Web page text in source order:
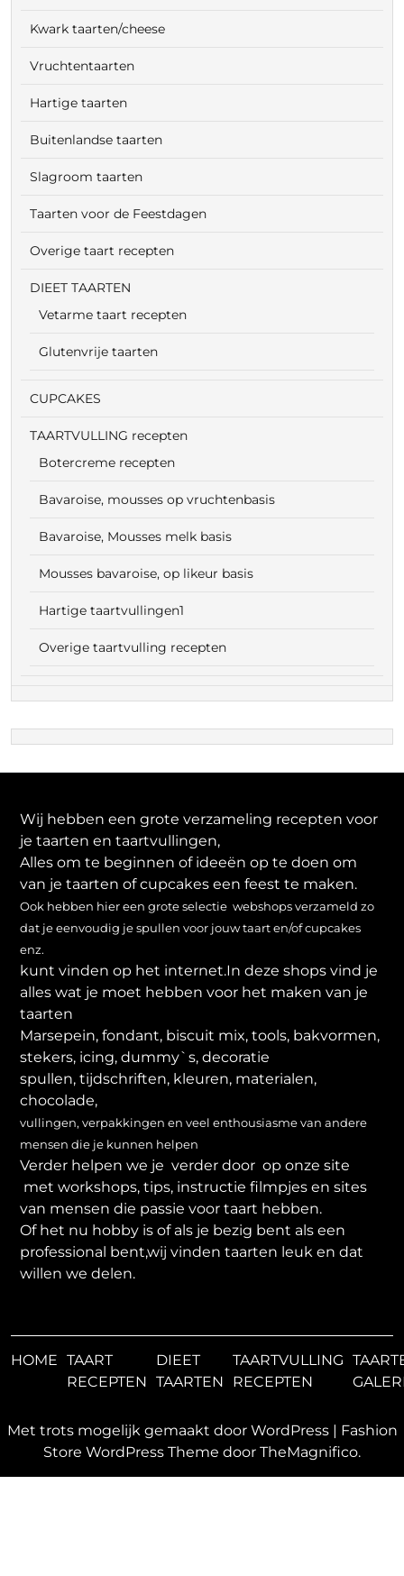
Kwark taarten/cheese
Vruchtentaarten
Hartige taarten
Buitenlandse taarten
Slagroom taarten
Taarten voor de Feestdagen
Overige taart recepten
DIEET TAARTEN
Vetarme taart recepten
Glutenvrije taarten
CUPCAKES
TAARTVULLING recepten
Botercreme recepten
Bavaroise, mousses op vruchtenbasis
Bavaroise, Mousses melk basis
Mousses bavaroise, op likeur basis
Hartige taartvullingen1
Overige taartvulling recepten
Wij hebben een grote verzameling recepten voor
je taarten en taartvullingen,
Alles om te beginnen of ideeën op te doen om
van je taarten of cupcakes een feest te maken.
Ook hebben hier een grote selectie webshops verzameld zo
dat je eenvoudig je spullen voor jouw taart en/of cupcakes
enz.
kunt vinden op het internet.In deze shops vind je
alles wat je moet hebben voor het maken van je
taarten
Marsepein, fondant, biscuit mix, tools, bakvormen,
stekers, icing, dummy`s, decoratie
spullen, tijdschriften, kleuren, materialen,
chocolade,
vullingen, verpakkingen en veel enthousiasme van andere
mensen die je kunnen helpen
Verder helpen we je verder door op onze site
met workshops, tips, instructie filmpjes en sites
van mensen die passie voor taart hebben.
Of het nu hobby is of als je bezig bent als een
professional bent,wij vinden taarten leuk en dat
willen we delen.
HOME TAART
RECEPTEN
DIEET
TAARTEN
TAARTVULLING
RECEPTEN
Met trots mogelijk gemaakt door WordPress | Fashion
Store WordPress Theme door TheMagnifico.